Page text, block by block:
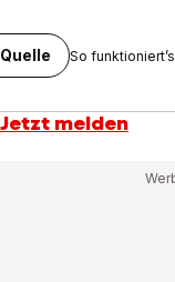
So funktioniert’s
Jetzt melden